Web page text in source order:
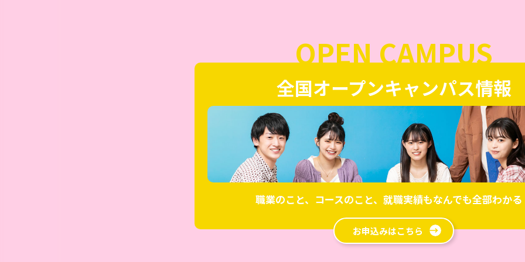
OPEN CAMPUS
全国オープンキャンパス情報
職業のこと、コースのこと、就職実績もなんでも全部わかる
お申込みはこちら